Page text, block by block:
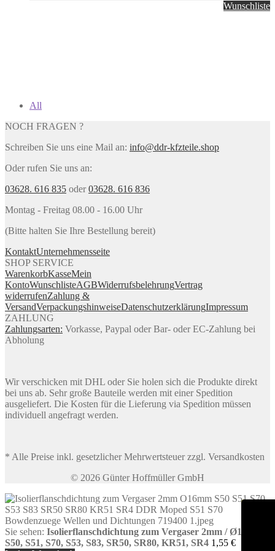
Wunschliste
All
NOCH FRAGEN ?
Schreiben Sie uns eine Mail an: info@ddr-kfzteile.shop
Oder rufen Sie uns an:
03628. 616 835 oder03628. 616 836
Montag - Freitag 08.00 - 16.00 Uhr
(Bitte halten Sie Ihre Bestellung bereit)
KontaktUnternehmensseite
SHOP SERVICE
WarenkorbKasseMein
KontoWunschlisteAGBWiderrufsbelehrungVertrag
widerrufenZahlung &
VersandVerpackungshinweiseDatenschutzerklärungImpressum
ZAHLUNG
Zahlungsarten: Vorkasse, Paypal oder Bar- oder EC-Zahlung bei
Abholung
Wir verschicken mit DHL oder Sie holen sich die Produkte direkt
bei uns ab. Sehr große Bauteile werden mit einer Spedition
ausgeliefert. Die Kosten für die Lieferung via Spedition müssen
individuell angefragt werden.
* Alle Preise inkl. gesetzlicher Mehrwertsteuer zzgl. Versandkosten
© 2026 Günter Hoffmüller GmbH
Sie sehen: Isolierflanschdichtung zum Vergaser 2mm / Ø16mm
S50, S51, S70, S53, S83, SR50, SR80, KR51, SR4 1,55 €